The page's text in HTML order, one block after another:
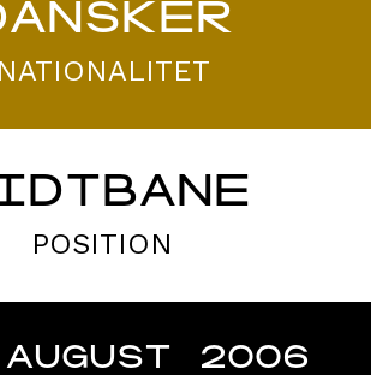
NATIONALITET
POSITION
2006